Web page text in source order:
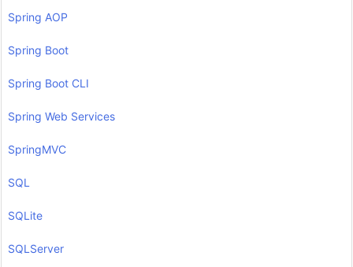
Spring AOP
Spring Boot
Spring Boot CLI
Spring Web Services
SpringMVC
SQL
SQLite
SQLServer